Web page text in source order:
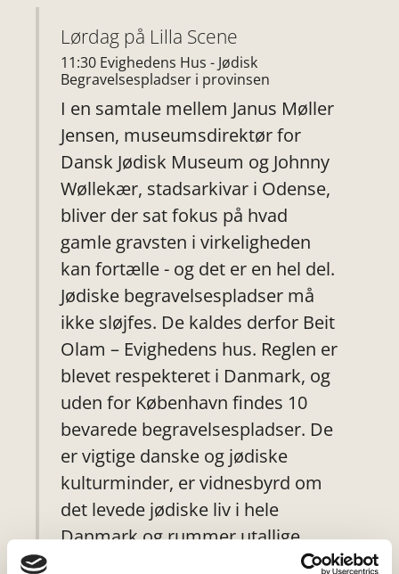
Lørdag på Lilla Scene
11:30 Evighedens Hus - Jødisk
Begravelsespladser i provinsen
I en samtale mellem Janus Møller
Jensen, museumsdirektør for
Dansk Jødisk Museum og Johnny
Wøllekær, stadsarkivar i Odense,
bliver der sat fokus på hvad
gamle gravsten i virkeligheden
kan fortælle - og det er en hel del.
Jødiske begravelsespladser må
ikke sløjfes. De kaldes derfor Beit
Olam – Evighedens hus. Reglen er
blevet respekteret i Danmark, og
uden for København findes 10
bevarede begravelsespladser. De
er vigtige danske og jødiske
kulturminder, er vidnesbyrd om
det levede jødiske liv i hele
Danmark og rummer utallige